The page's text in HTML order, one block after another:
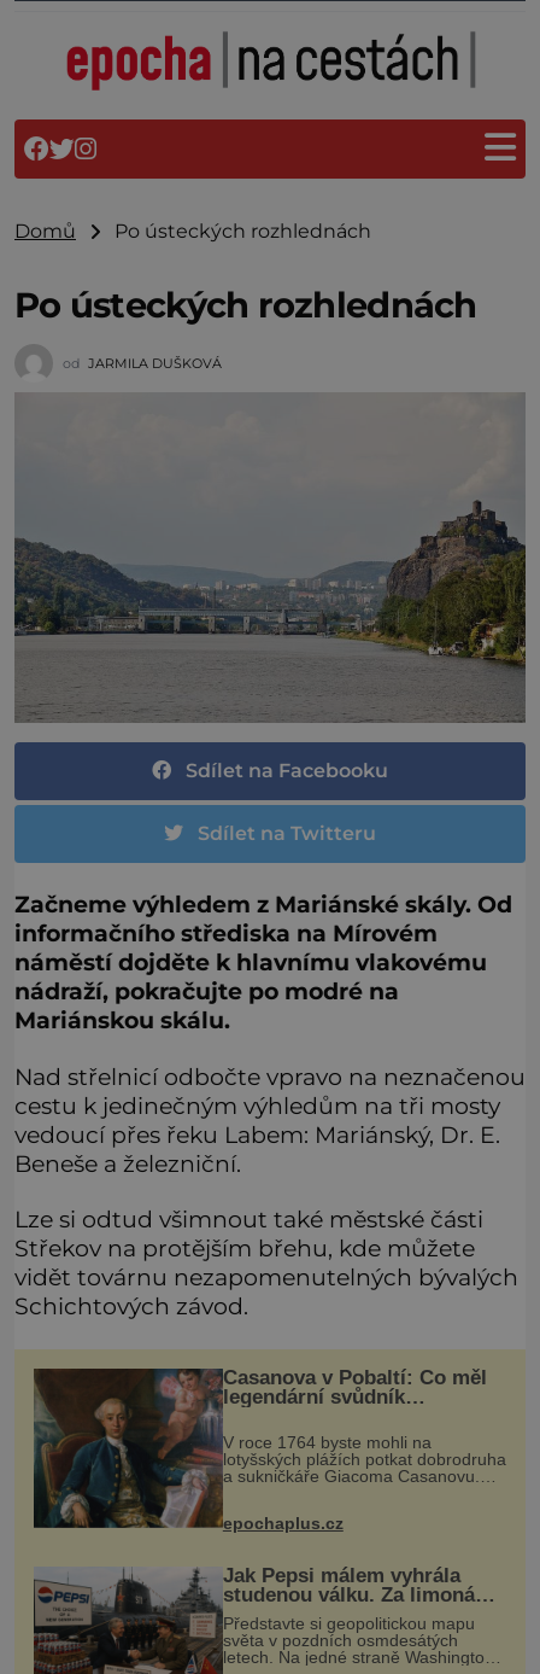
Domů Po ústeckých rozhlednách
Po ústeckých rozhlednách
od JARMILA DUŠKOVÁ
Sdílet na Facebooku
Sdílet na Twitteru
Začneme výhledem z Mariánské skály. Od
informačního střediska na Mírovém
náměstí dojděte k hlavnímu vlakovému
nádraží, pokračujte po modré na
Mariánskou skálu.
Nad střelnicí odbočte vpravo na neznačenou
cestu k jedinečným výhledům na tři mosty
vedoucí přes řeku Labem: Mariánský, Dr. E.
Beneše a železniční.
Lze si odtud všimnout také městské části
Střekov na protějším břehu, kde můžete
vidět továrnu nezapomenutelných bývalých
Schichtových závod.
Casanova v Pobaltí: Co měl
legendární svůdník
společného se svobodnými
zednáři?
V roce 1764 byste mohli na
lotyšských plážích potkat dobrodruha
a sukničkáře Giacoma Casanovu.
Jeho cesta k Baltskému moři však
pracovní cestou se zištnými úmysly.
epochaplus.cz
Jak Pepsi málem vyhrála
studenou válku. Za limonádu
dostala ponorky i křižník
Představte si geopolitickou mapu
světa v pozdních osmdesátých
letech. Na jedné straně Washington,